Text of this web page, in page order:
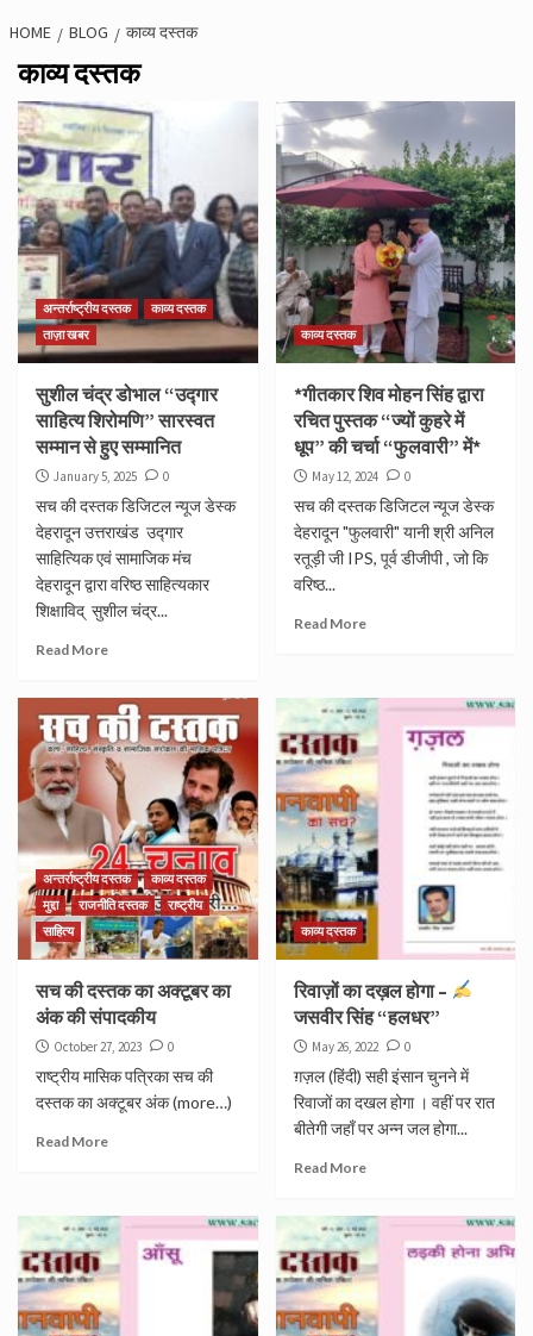
HOME BLOG काव्य दस्तक
काव्य दस्तक
अन्तर्राष्ट्रीय दस्तक
काव्य दस्तक
ताज़ा खबर
सुशील चंद्र डोभाल “उद्गार
साहित्य शिरोमणि” सारस्वत
सम्मान से हुए सम्मानित
January 5, 2025 0
सच की दस्तक डिजिटल न्यूज डेस्क
देहरादून उत्तराखंड उद्गार
साहित्यिक एवं सामाजिक मंच
देहरादून द्वारा वरिष्ठ साहित्यकार
शिक्षाविद् सुशील चंद्र...
Read More
काव्य दस्तक
*गीतकार शिव मोहन सिंह द्वारा
रचित पुस्तक “ज्यों कुहरे में
धूप” की चर्चा “फुलवारी” में*
May 12, 2024 0
सच की दस्तक डिजिटल न्यूज डेस्क
देहरादून "फुलवारी" यानी श्री अनिल
रतूड़ी जी IPS, पूर्व डीजीपी , जो कि
वरिष्ठ...
Read More
अन्तर्राष्ट्रीय दस्तक
काव्य दस्तक
मुद्दा
राजनीति दस्तक
राष्ट्रीय
साहित्य
सच की दस्तक का अक्टूबर का
अंक की संपादकीय
October 27, 2023 0
राष्ट्रीय मासिक पत्रिका सच की
दस्तक का अक्टूबर अंक (more…)
Read More
काव्य दस्तक
रिवाज़ों का दख़ल होगा –
जसवीर सिंह “हलधर”
May 26, 2022 0
ग़ज़ल (हिंदी) सही इंसान चुनने में
रिवाजों का दखल होगा । वहीं पर रात
बीतेगी जहाँ पर अन्न जल होगा...
Read More